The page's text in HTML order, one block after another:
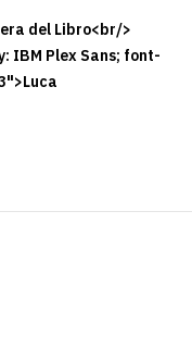
del Libro<br/>
IBM Plex Sans; font-